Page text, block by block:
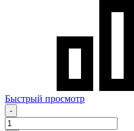
Быстрый просмотр
-